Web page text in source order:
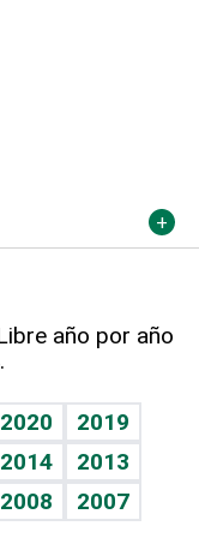
año por año
2020
2019
2014
2013
2008
2007